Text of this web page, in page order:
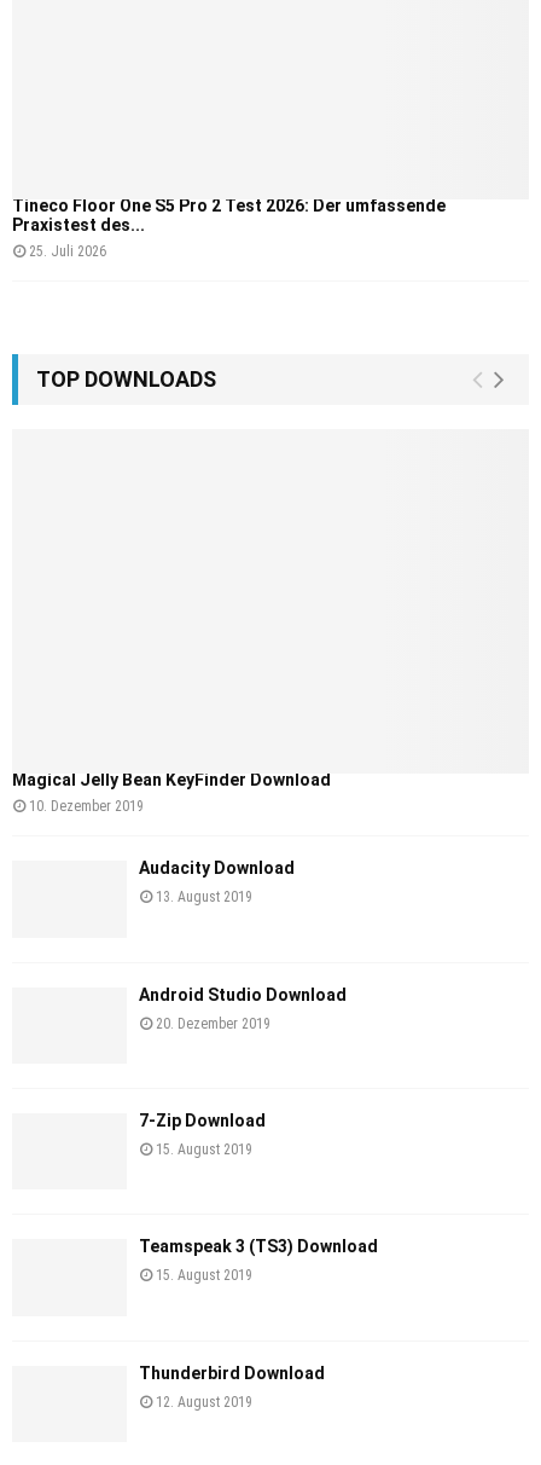
Tineco Floor One S5 Pro 2 Test 2026: Der umfassende
Praxistest des...
25. Juli 2026
TOP DOWNLOADS
Magical Jelly Bean KeyFinder Download
10. Dezember 2019
Audacity Download
13. August 2019
Android Studio Download
20. Dezember 2019
7-Zip Download
15. August 2019
Teamspeak 3 (TS3) Download
15. August 2019
Thunderbird Download
12. August 2019